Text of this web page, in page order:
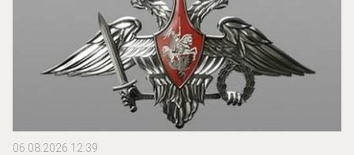
06.08.2026 12:39